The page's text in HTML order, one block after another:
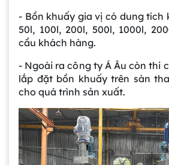
- Bồn khuấy gia vị có dung tích
50l, 100l, 200l, 500l, 1000l,
cầu khách hàng.
- Ngoài ra công ty Á Âu còn thi
lắp đặt bồn khuấy trên sàn
cho quá trình sản xuất.